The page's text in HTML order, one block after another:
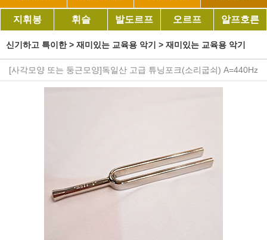
지휘봉 휘슬 발도르프 오르프 알프호른
신기하고 특이한> 재미있는 교육용 악기 > 재미있는 교육용 악기
[사각모양 또는 둥근모양]독일산 고급 튜닝포크(소리굽쇠) A=440Hz